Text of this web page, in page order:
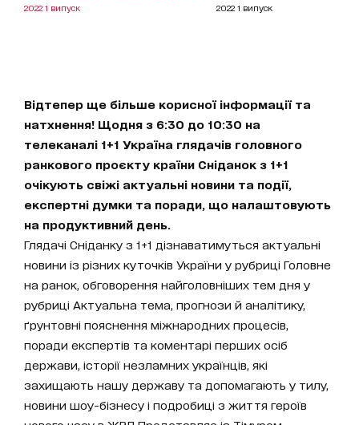
2022 1 випуск 2022 1 випуск
Відтепер ще більше корисної інформації та
натхнення! Щодня з 6:30 до 10:30 на
телеканалі 1+1 Україна глядачів головного
ранкового проєкту країни Сніданок з 1+1
очікують свіжі актуальні новини та події,
експертні думки та поради, що налаштовують
на продуктивний день.
Глядачі Сніданку з 1+1 дізнаватимуться актуальні
новини із різних куточків України у рубриці Головне
на ранок, обговорення найголовніших тем дня у
рубриці Актуальна тема, прогнози й аналітику,
ґрунтовні пояснення міжнародних процесів,
поради експертів та коментарі перших осіб
держави, історії незламних українців, які
захищають нашу державу та допомагають у тилу,
новини шоу-бізнесу і подробиці з життя героїв